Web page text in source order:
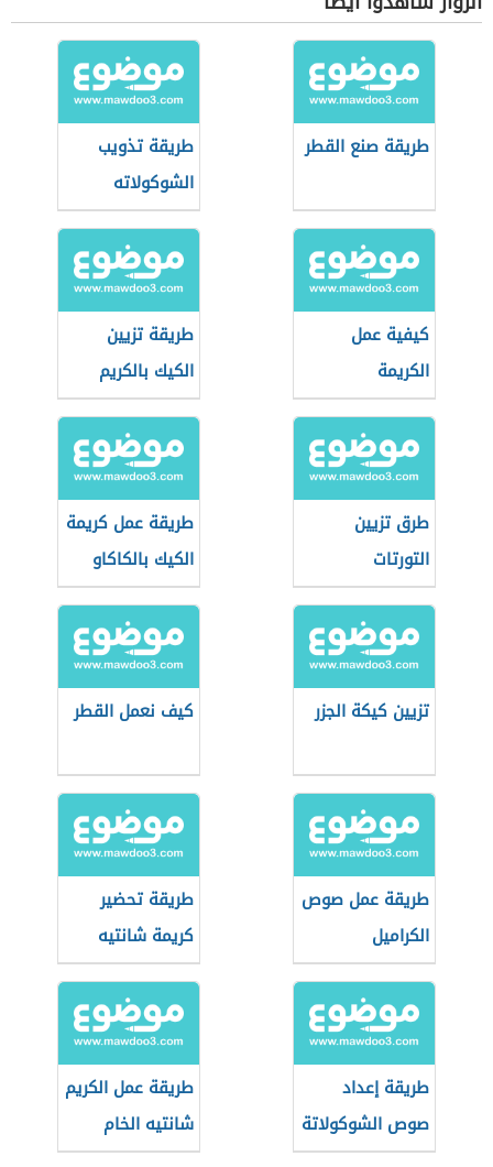
طريقة صنع القطر
طريقة تذويب
الشوكولاته
كيفية عمل
الكريمة
طريقة تزيين
الكيك بالكريم
شانتيه
طرق تزيين
التورتات
طريقة عمل كريمة
الكيك بالكاكاو
تزيين كيكة الجزر كيف نعمل القطر
طريقة عمل صوص
الكراميل
طريقة تحضير
كريمة شانتيه
طريقة إعداد
صوص الشوكولاتة
طريقة عمل الكريم
شانتيه الخام